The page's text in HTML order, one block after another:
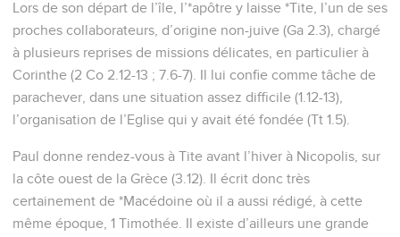
Lors de son départ de l’île, l’*apôtre y laisse *Tite, l’un de ses
proches collaborateurs, d’origine non-juive (Ga 2.3), chargé
à plusieurs reprises de missions délicates, en particulier à
Corinthe (2 Co 2.12-13 ; 7.6-7). Il lui confie comme tâche de
parachever, dans une situation assez difficile (1.12-13),
l’organisation de l’Eglise qui y avait été fondée (Tt 1.5).
Paul donne rendez-vous à Tite avant l’hiver à Nicopolis, sur
la côte ouest de la Grèce (3.12). Il écrit donc très
certainement de *Macédoine où il a aussi rédigé, à cette
même époque, 1 Timothée. Il existe d’ailleurs une grande